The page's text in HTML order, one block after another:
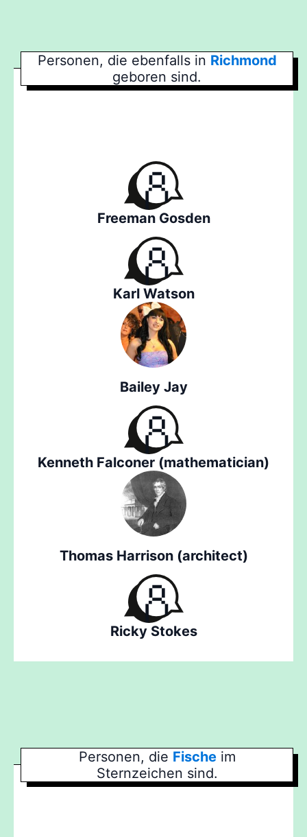
Personen, die ebenfalls in Richmond
geboren sind.
Freeman Gosden
Karl Watson
Bailey Jay
Kenneth Falconer (mathematician)
Thomas Harrison (architect)
Ricky Stokes
Personen, die Fische im
Sternzeichen sind.